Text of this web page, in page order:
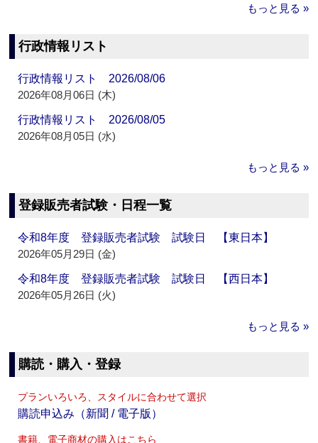
もっと見る »
行政情報リスト
行政情報リスト 2026/08/06
2026年08月06日 (木)
行政情報リスト 2026/08/05
2026年08月05日 (水)
もっと見る »
登録販売者試験・日程一覧
令和8年度 登録販売者試験 試験日 【東日本】
2026年05月29日 (金)
令和8年度 登録販売者試験 試験日 【西日本】
2026年05月26日 (火)
もっと見る »
購読・購入・登録
プランいろいろ、スタイルに合わせて選択
購読申込み（新聞 / 電子版）
書籍、電子商材の購入はこちら